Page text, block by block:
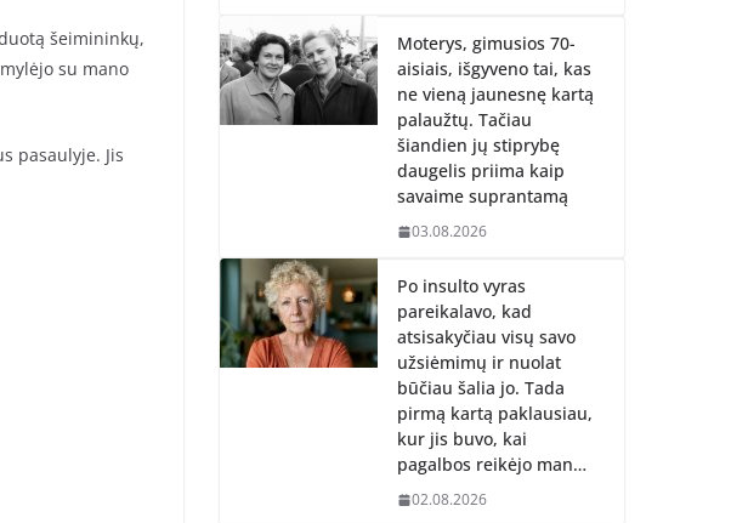
šeimininkų,
su mano
pasaulyje. Jis
Moterys, gimusios 70-
aisiais, išgyveno tai, kas
ne vieną jaunesnę kartą
palaužtų. Tačiau
šiandien jų stiprybę
daugelis priima kaip
savaime suprantamą
03.08.2026
Po insulto vyras
pareikalavo, kad
atsisakyčiau visų savo
užsiėmimų ir nuolat
būčiau šalia jo. Tada
pirmą kartą paklausiau,
kur jis buvo, kai
pagalbos reikėjo man…
02.08.2026